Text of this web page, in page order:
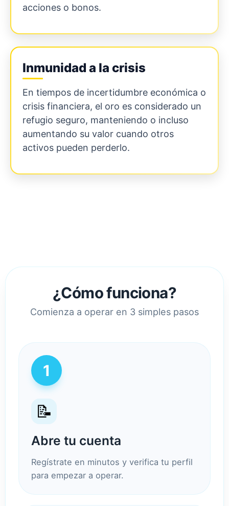
acciones o bonos.
Inmunidad a la crisis
En tiempos de incertidumbre económica o
crisis financiera, el oro es considerado un
refugio seguro, manteniendo o incluso
aumentando su valor cuando otros
activos pueden perderlo.
¿Cómo funciona?
Comienza a operar en 3 simples pasos
1
📝
Abre tu cuenta
Regístrate en minutos y verifica tu perfil
para empezar a operar.